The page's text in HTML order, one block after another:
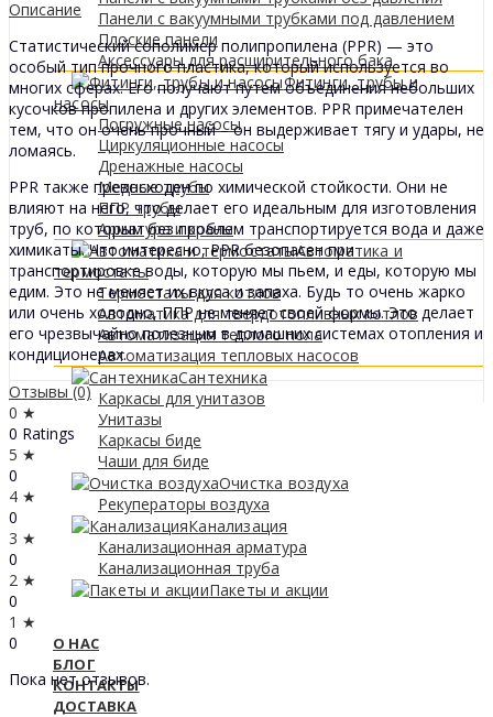
Панели с вакуумными трубками под давлением
Плоские панели
Аксессуары для расширительного бака
Фитинги, трубы и
насосы
Погружные насосы
Циркуляционные насосы
Дренажные насосы
Медные трубы
ППР трубы
Арматура и краны
Автоматика и
термостаты
Термостаты для котлов
Автоматика для твердотопливных котлов
Автоматизация теплого пола
Автоматизация тепловых насосов
Сантехника
Каркасы для унитазов
Унитазы
Каркасы биде
Чаши для биде
Очистка воздуха
Рекуператоры воздуха
Канализация
Канализационная арматура
Канализационная труба
Пакеты и акции
О НАС
БЛОГ
КОНТАКТЫ
ДОСТАВКА
Описание
Статистический сополимер полипропилена (PPR) — это
особый тип прочного пластика, который используется во
многих сферах. Его получают путем объединения небольших
кусочков пропилена и других элементов. PPR примечателен
тем, что он очень прочный – он выдерживает тягу и удары, не
ломаясь.
PPR также превосходен по химической стойкости. Они не
влияют на него, что делает его идеальным для изготовления
труб, по которым без проблем транспортируется вода и даже
химикаты. Что интересно, PPR безопасен при
транспортировке воды, которую мы пьем, и еды, которую мы
едим. Это не меняет их вкуса и запаха. Будь то очень жарко
или очень холодно, ППР не меняет своей формы. Это делает
его чрезвычайно полезным в домашних системах отопления и
кондиционерах.
Отзывы (0)
0 ★
0 Ratings
5 ★
0
4 ★
0
3 ★
0
2 ★
0
1 ★
0
Пока нет отзывов.